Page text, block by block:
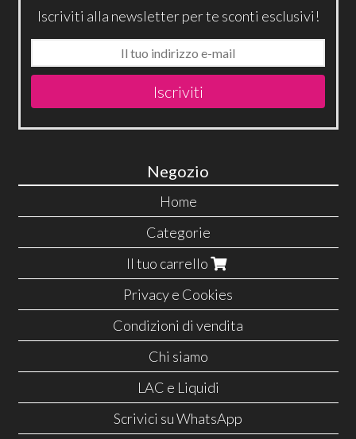
Iscriviti alla newsletter per te sconti esclusivi!
Iscriviti
Negozio
Home
Categorie
Il tuo carrello
Privacy e Cookies
Condizioni di vendita
Chi siamo
LAC e Liquidi
Scrivici su WhatsApp